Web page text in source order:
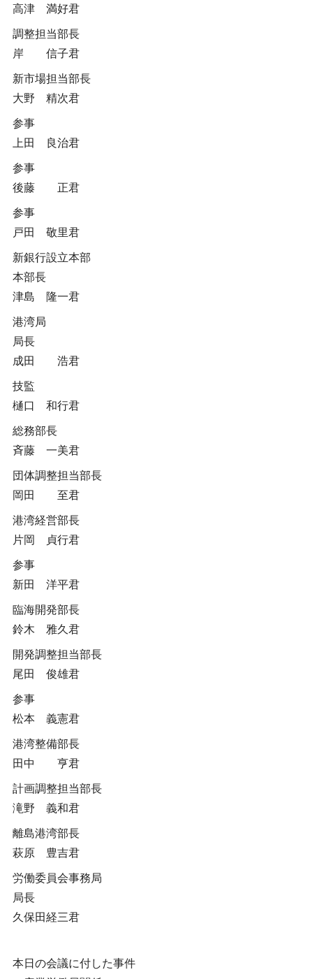
高津 満好君
調整担当部長
岸 信子君
新市場担当部長
大野 精次君
参事
上田 良治君
参事
後藤 正君
参事
戸田 敬里君
新銀行設立本部
本部長
津島 隆一君
港湾局
局長
成田 浩君
技監
樋口 和行君
総務部長
斉藤 一美君
団体調整担当部長
岡田 至君
港湾経営部長
片岡 貞行君
参事
新田 洋平君
臨海開発部長
鈴木 雅久君
開発調整担当部長
尾田 俊雄君
参事
松本 義憲君
港湾整備部長
田中 亨君
計画調整担当部長
滝野 義和君
離島港湾部長
萩原 豊吉君
労働委員会事務局
局長
久保田経三君
本日の会議に付した事件